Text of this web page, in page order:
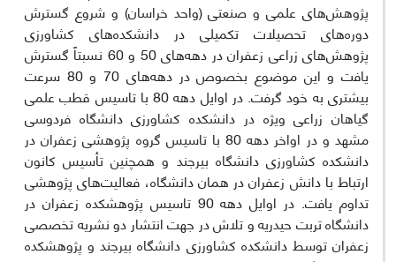
پژوهش‌های علمی و صنعتی (واحد خراسان) و شروع گسترش
دوره‌های تحصیلات تکمیلی در دانشکده‌های کشاورزی
پژوهش‌های زراعی زعفران در دهه‌های 50 و 60 نسبتاً گسترش
یافت و این موضوع بخصوص در دهه‌های 70 و 80 سرعت
بیشتری به‌ خود گرفت. در اوایل دهه 80 با تاسیس قطب علمی
گیاهان زراعی ویژه در دانشکده کشاورزی دانشگاه فردوسی
مشهد و در اواخر دهه 80 با تاسیس گروه پژوهشی زعفران در
دانشکده کشاورزی دانشگاه بیرجند و همچنین تأسیس کانون
ارتباط با دانش زعفران در همان دانشگاه، فعالیت‌های پژوهشی
تداوم یافت. در اوایل دهه 90 تاسیس پژوهشکده زعفران در
دانشگاه تربت حیدریه و تلاش در جهت انتشار دو نشریه تخصصی
زعفران توسط دانشکده کشاورزی دانشگاه بیرجند و پژوهشکده